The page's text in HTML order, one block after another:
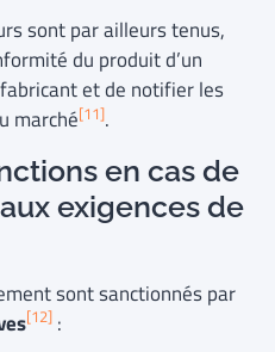
sont par ailleurs tenus,
du produit d’un
et de notifier les
marché[11].
en cas de
exigences de
sont sanctionnés par
[12] :